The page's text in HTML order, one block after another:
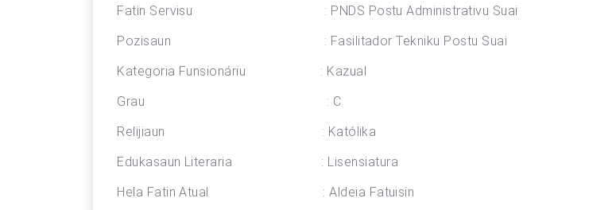
Fatin Servisu : PNDS Postu Administrativu Suai
Pozisaun : Fasilitador Tekniku Postu Suai
Kategoria Funsionáriu : Kazual
Grau : C
Relijiaun : Katólika
Edukasaun Literaria : Lisensiatura
Hela Fatin Atual : Aldeia Fatuisin